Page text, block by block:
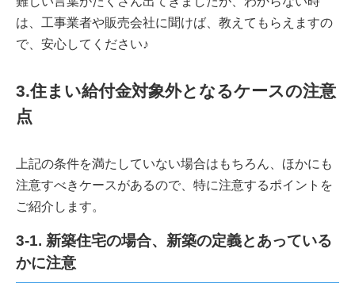
は、工事業者や販売会社に聞けば、教えてもらえますの
で、安心してください♪
3.住まい給付金対象外となるケースの注意
点
上記の条件を満たしていない場合はもちろん、ほかにも
注意すべきケースがあるので、特に注意するポイントを
ご紹介します。
3-1. 新築住宅の場合、新築の定義とあっている
かに注意